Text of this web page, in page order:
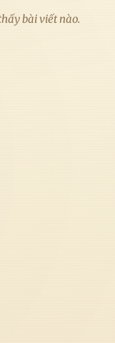
bài viết nào.